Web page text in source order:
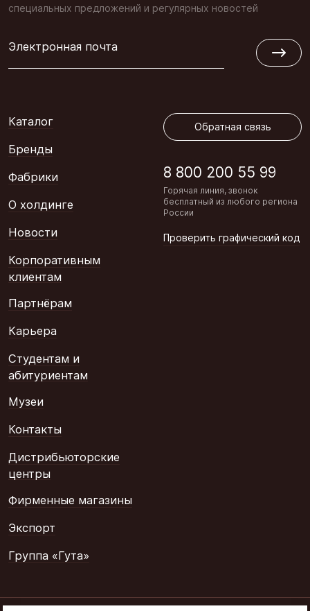
специальных предложений и регулярных новостей
Электронная почта
Каталог
Бренды
Фабрики
О холдинге
Новости
Корпоративным
клиентам
Партнёрам
Карьера
Студентам и
абитуриентам
Музеи
Контакты
Дистрибьюторские
центры
Фирменные магазины
Экспорт
Группа «Гута»
Обратная связь
8 800 200 55 99
Горячая линия, звонок
бесплатный из любого региона
России
Проверить графический код